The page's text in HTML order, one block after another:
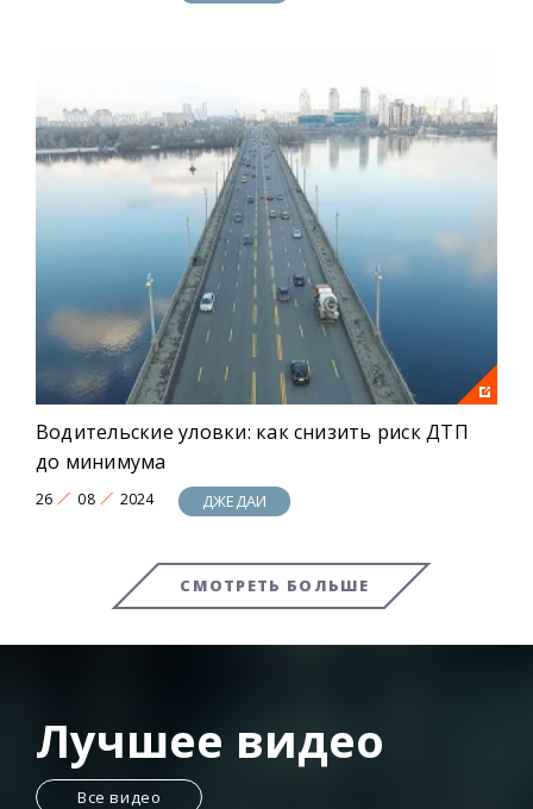
Водительские уловки: как снизить риск ДТП
до минимума
26 08 2024 ДЖЕДАИ
СМОТРЕТЬ БОЛЬШЕ
Лучшее видео
Все видео